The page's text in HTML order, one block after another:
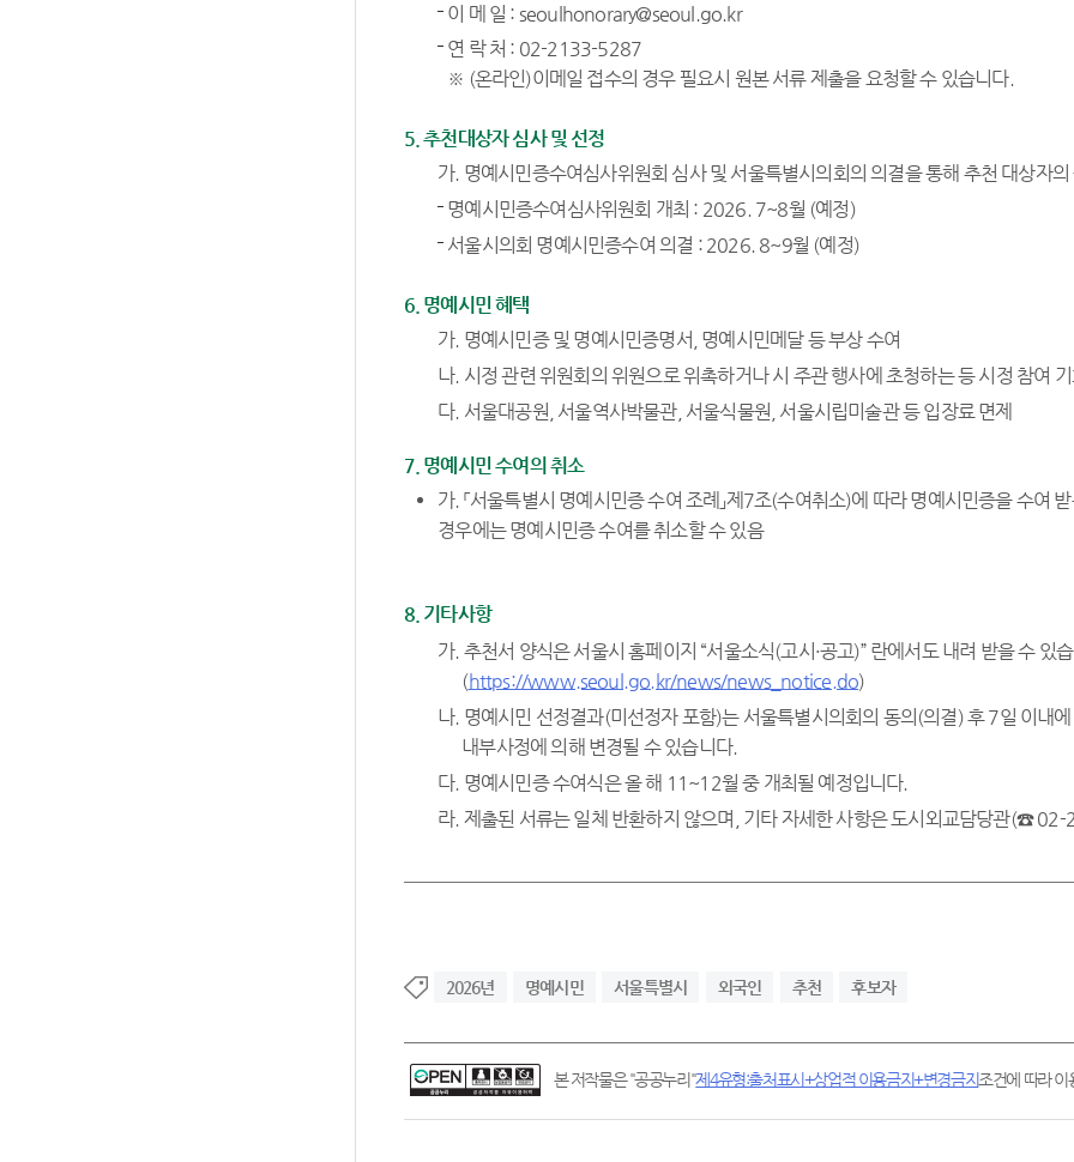
이 메 일 : seoulhonorary@seoul.go.kr
연 락 처 : 02-2133-5287
※ (온라인)이메일 접수의 경우 필요시 원본 서류 제출을 요청할 수 있습니다.
5. 추천대상자 심사 및 선정
가. 명예시민증수여심사위원회 심사 및 서울특별시의회의 의결을 통해 추천 대상자
명예시민증수여심사위원회 개최 : 2026. 7~8월 (예정)
서울시의회 명예시민증수여 의결 : 2026. 8~9월 (예정)
6. 명예시민 혜택
가. 명예시민증 및 명예시민증명서, 명예시민메달 등 부상 수여
나. 시정 관련 위원회의 위원으로 위촉하거나 시 주관 행사에 초청하는 등 시정 참여 기
다. 서울대공원, 서울역사박물관, 서울식물원, 서울시립미술관 등 입장료 면제
7. 명예시민 수여의 취소
가. 「서울특별시 명예시민증 수여 조례」제7조(수여취소)에 따라 명예시민증을 수여
경우에는 명예시민증 수여를 취소할 수 있음
8. 기타사항
가. 추천서 양식은 서울시 홈페이지 “서울소식(고시·공고)” 란에서도 내려 받을 수 있
(https://www.seoul.go.kr/news/news_notice.do)
나. 명예시민 선정결과(미선정자 포함)는 서울특별시의회의 동의(의결) 후 7일 이내
내부사정에 의해 변경될 수 있습니다.
다. 명예시민증 수여식은 올 해 11~12월 중 개최될 예정입니다.
라. 제출된 서류는 일체 반환하지 않으며, 기타 자세한 사항은 도시외교담당관(☎
2026년 명예시민 서울특별시 외국인 추천 후보자
본 저작물은 "공공누리"제4유형:출처표시+상업적 이용금지+변경금지조건에 따라 이